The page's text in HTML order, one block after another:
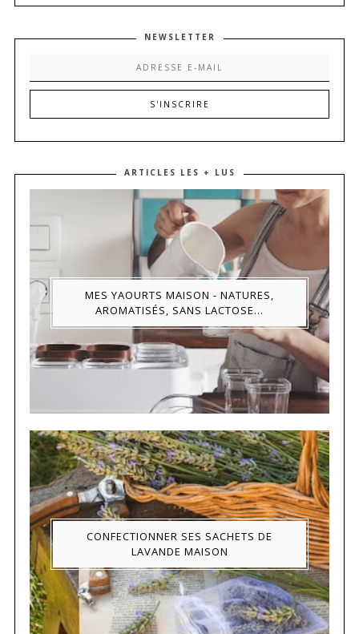
NEWSLETTER
ARTICLES LES + LUS
MES YAOURTS MAISON - NATURES,
AROMATISÉS, SANS LACTOSE...
CONFECTIONNER SES SACHETS DE
LAVANDE MAISON